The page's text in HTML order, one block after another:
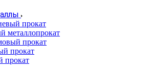
прокат
металлопрокат
прокат
прокат
прокат